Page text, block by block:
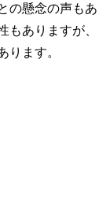
の懸念の声もあ
もありますが、
ります。